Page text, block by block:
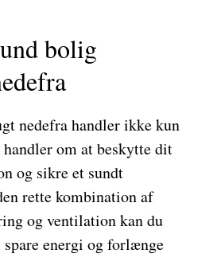
bolig
nedefra handler ikke kun
om at beskytte dit
og sikre et sundt
rette kombination af
og ventilation kan du
spare energi og forlænge